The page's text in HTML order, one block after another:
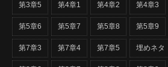
第3章5 第4章1 第4章2 第4章3
第5章6 第5章7 第5章8 第5章9
第7章3 第7章4 第7章5 埋めネタ